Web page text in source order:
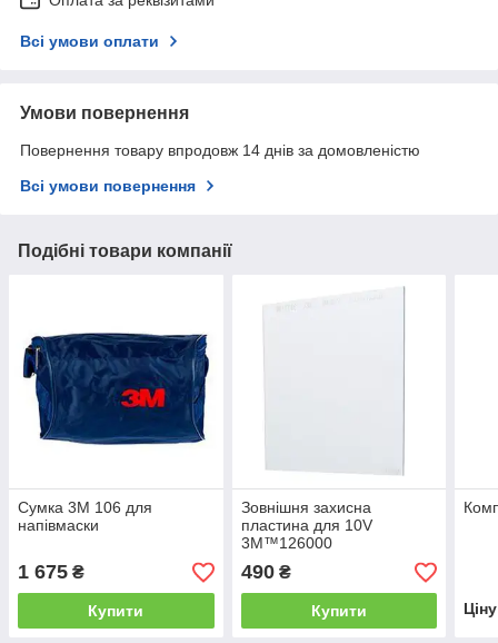
Всі умови оплати
Умови повернення
Повернення товару впродовж 14 днів за домовленістю
Всі умови повернення
Подібні товари компанії
Сумка 3M 106 для
напівмаски
1 675 ₴
Купити
Зовнішня захисна
пластина для 10V
3M™126000
490₴
Купити